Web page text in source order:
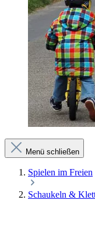
Menü schließen
Spielen im Freien
Schaukeln &